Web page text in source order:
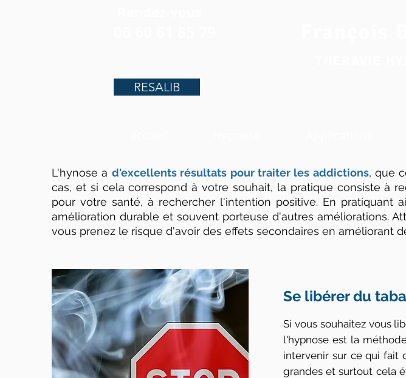
RESALIB
L'hynose a d'excellents résultats pour traiter les addictions, que
cas, et si cela correspond à votre souhait, la pratique consiste à
pour votre santé, à rechercher l'intention positive. En
amélioration durable et souvent porteuse d'autres améliorations.
vous prenez le risque d'avoir des effets secondaires en améliorant
Se libérer du
Si vous souhaitez vous
l'hypnose est la
intervenir sur ce qui fait
grandes et surtout cela